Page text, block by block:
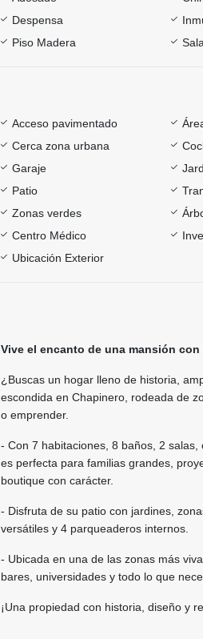
Despensa
Piso Madera
Acceso pavimentado
Cerca zona urbana
Garaje
Patio
Zonas verdes
Centro Médico
Ubicación Exterior
Vive el encanto de una mansión
¿Buscas un hogar lleno de historia,
escondida en Chapinero, rodeada de
o emprender.
- Con 7 habitaciones, 8 baños, 2
es perfecta para familias grandes,
boutique con carácter.
- Disfruta de su patio con jardines,
versátiles y 4 parqueaderos internos.
- Ubicada en una de las zonas más
bares, universidades y todo lo que
¡Una propiedad con historia, diseño y